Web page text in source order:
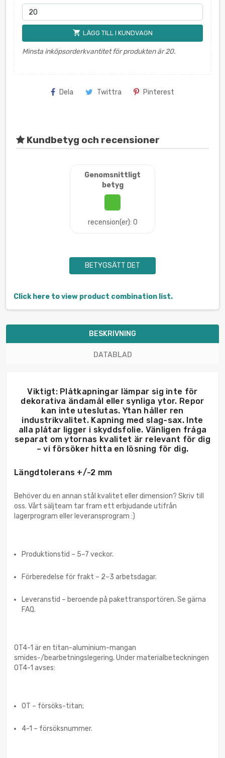
shopping_cart LÄGG TILL I KUNDVAGN
Minsta inköpsorderkvantitet för produkten är 20.
Dela Twittra Pinterest
Kundbetyg och recensioner
Genomsnittligt
betyg
recension(er): 0
BETYGSÄTT DET
Click here to view product combination list.
BESKRIVNING
DATABLAD
Viktigt: Plåtkapningar lämpar sig inte för
dekorativa ändamål eller synliga ytor. Repor
kan inte uteslutas. Ytan håller ren
industrikvalitet. Kapning med slag-sax. Inte
alla plåtar ligger i skyddsfolie. Vänligen fråga
separat om ytornas kvalitet är relevant för dig
– vi försöker hitta en lösning för dig.
Längdtolerans +/-2 mm
Behöver du en annan stål kvalitet eller dimension? Skriv till
oss. Vårt säljteam tar fram ett erbjudande utifrån
lagerprogram eller leveransprogram :)
Produktionstid – 5–7 veckor.
Förberedelse för frakt – 2–3 arbetsdagar.
Leveranstid – beroende på pakettransportören. Se gärna
FAQ.
OT4-1 är en titan-aluminium-mangan
smides-/bearbetningslegering. Under materialbeteckningen
OT4-1 avses:
OT – försöks-titan;
4-1 – försöksnummer.